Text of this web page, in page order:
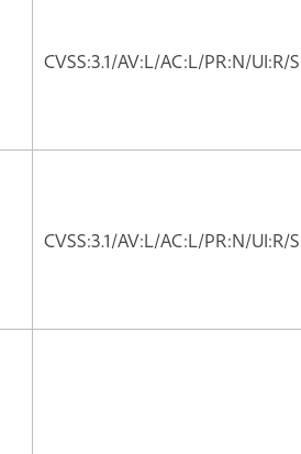
CVSS:3.1/AV:L/AC:L/PR:N/
CVSS:3.1/AV:L/AC:L/PR:N/